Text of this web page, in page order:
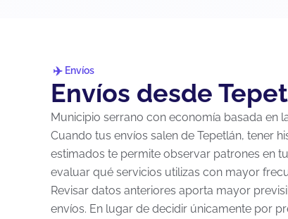
Envíos
Envíos desde
Municipio serrano con economía basada en
Cuando tus envíos salen de Tepetlán, tener
estimados te permite observar patrones en
evaluar qué servicios utilizas con mayor
Revisar datos anteriores aporta mayor
envíos. En lugar de decidir únicamente por